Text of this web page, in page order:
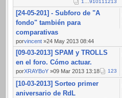
[24-05-201] - Subforo de "A
fondo" también para
comparativas
porvincent »24 May 2013 08:44
[09-03-2013] SPAM y TROLLS
en el foro. Cómo actuar.
porXRAYBoY »09 Mar 2013 13:18 123
[10-03-2013] Sorteo primer
aniversario de RdL